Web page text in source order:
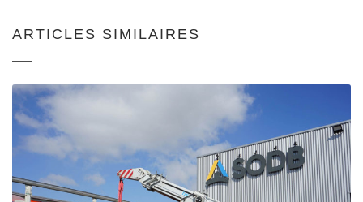
ARTICLES SIMILAIRES
NOUVELLES
MACHINES – PRESSE
PLIEUSE ET
CISAILLE À
COMMANDES
NUMÉRIQUES